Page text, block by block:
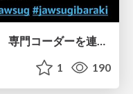
あなたの AI ワークスペースに、 専門コーダーを連れてくる - Amazon Quick Desktop 最新情報
1 190